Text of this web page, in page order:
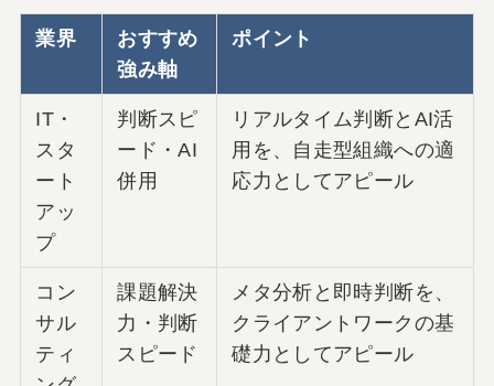
業界
おすすめ
強み軸
ポイント
IT・
スタ
ート
アッ
プ
判断スピ
ード・AI
併用
リアルタイム判断とAI活
用を、自走型組織への適
応力としてアピール
コン
サル
ティ
課題解決
力・判断
スピード
メタ分析と即時判断を、
クライアントワークの基
礎力としてアピール